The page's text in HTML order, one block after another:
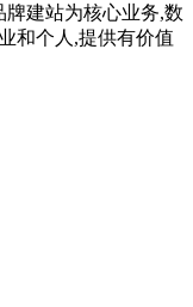
建站为核心业务,数
和个人,提供有价值